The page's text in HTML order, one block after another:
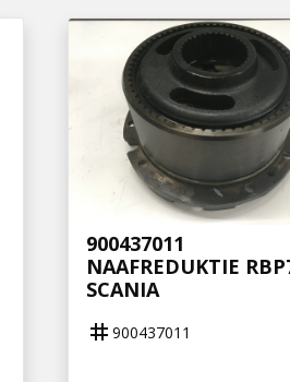
900437011
NAAFREDUKTIE
SCANIA
tag 900437011